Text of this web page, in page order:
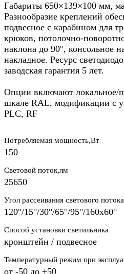
Габариты 650×139×100 мм,
Разнообразие креплений
подвесное с карабином для
крюков, потолочно-
наклона до 90°, консольное
накладное. Ресурс
заводская гарантия 5 лет.​
Опции включают локальное/
шкале RAL, модификации с
PLC, RF
Потребляемая мощность,Вт
150
Световой поток,лм
25650
Угол рассеивания светового потока
120°/15°/30°/65°/95°/160х60°
Способ установки светильника
кронштейн / подвесное
Температурный режим при
от -50 до +50